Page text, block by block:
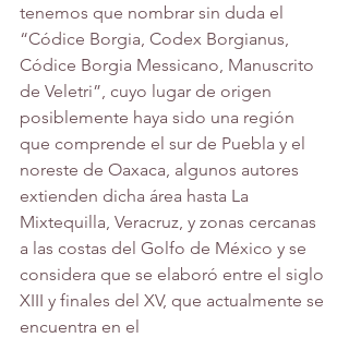
tenemos que nombrar sin duda el
“Códice Borgia, Codex Borgianus,
Códice Borgia Messicano, Manuscrito
de Veletri”, cuyo lugar de origen
posiblemente haya sido una región
que comprende el sur de Puebla y el
noreste de Oaxaca, algunos autores
extienden dicha área hasta La
Mixtequilla, Veracruz, y zonas cercanas
a las costas del Golfo de México y se
considera que se elaboró entre el siglo
XIII y finales del XV, que actualmente se
encuentra en el